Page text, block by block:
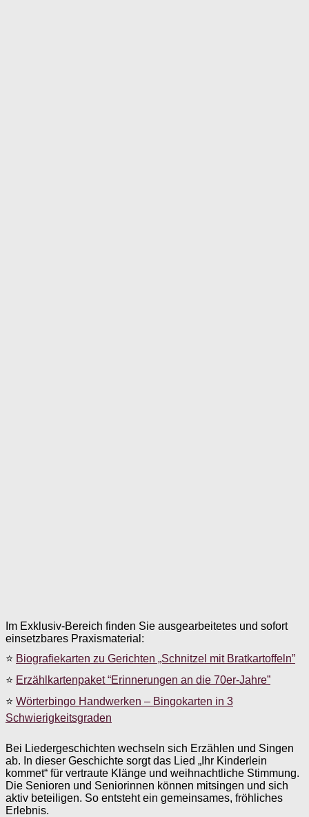
Im Exklusiv-Bereich finden Sie ausgearbeitetes und sofort
einsetzbares Praxismaterial:
⭐ Biografiekarten zu Gerichten „Schnitzel mit Bratkartoffeln”
⭐ Erzählkartenpaket “Erinnerungen an die 70er-Jahre”
⭐ Wörterbingo Handwerken – Bingokarten in 3
Schwierigkeitsgraden
Bei Liedergeschichten wechseln sich Erzählen und Singen
ab. In dieser Geschichte sorgt das Lied „Ihr Kinderlein
kommet“ für vertraute Klänge und weihnachtliche Stimmung.
Die Senioren und Seniorinnen können mitsingen und sich
aktiv beteiligen. So entsteht ein gemeinsames, fröhliches
Erlebnis.